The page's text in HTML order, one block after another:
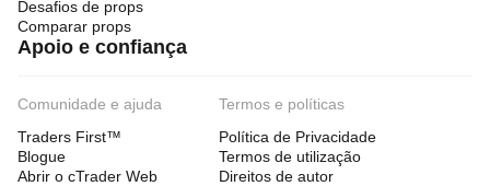
Desafios de props
Comparar props
Apoio e confiança
Comunidade e ajuda
Traders First™
Blogue
Abrir o cTrader Web
Termos e políticas
Política de Privacidade
Termos de utilização
Direitos de autor